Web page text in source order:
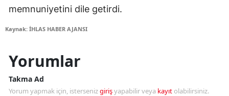
memnuniyetini dile getirdi.
Kaynak: İHLAS HABER AJANSI
Yorumlar
Takma Ad
Yorum yapmak için, istersenizgirişyapabilir veya kayıt olabilirsiniz.